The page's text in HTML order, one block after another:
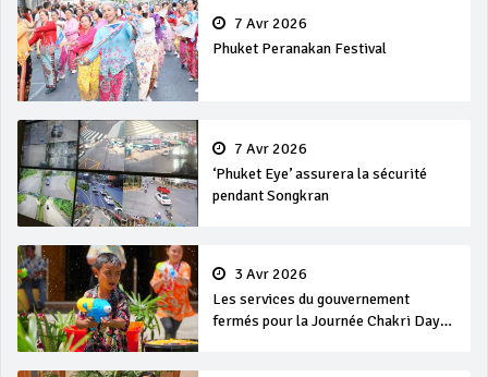
7 Avr 2026
Phuket Peranakan Festival
7 Avr 2026
‘Phuket Eye’ assurera la sécurité
pendant Songkran
3 Avr 2026
Les services du gouvernement
fermés pour la Journée Chakri Day